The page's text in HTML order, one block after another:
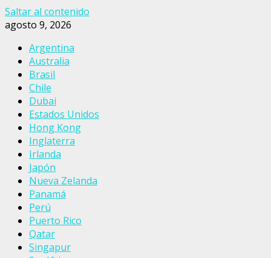
Saltar al contenido
agosto 9, 2026
Argentina
Australia
Brasil
Chile
Dubai
Estados Unidos
Hong Kong
Inglaterra
Irlanda
Japón
Nueva Zelanda
Panamá
Perú
Puerto Rico
Qatar
Singapur